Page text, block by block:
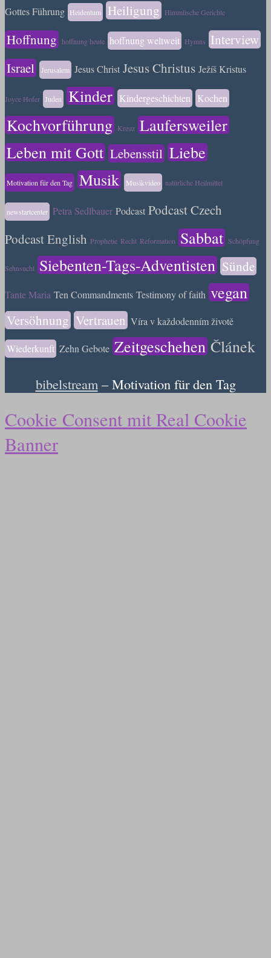
Gottes Führung Heidentum Heiligung Himmlische Gerichte
Hoffnung hoffnung heute hoffnung weltweit Hymns
Interview
Israel
Jerusalem Jesus Christ Jesus Christus Ježíš Kristus
Joyce Hofer Juden Kinder Kindergeschichten Kochen
Kochvorführung Kreuz Laufersweiler
Leben mit Gott Lebensstil Liebe
Motivation für den Tag Musik Musikvideo natürliche Heilmittel
newstartcenter Petra Sedlbauer Podcast Podcast Czech
Podcast English Prophetie Recht Reformation Sabbat Schöpfung
Sehnsucht Siebenten-Tags-Adventisten Sünde
Tante Maria Ten Commandments Testimony of faith vegan
Versöhnung Vertrauen Víra v každodenním životě
Wiederkunft Zehn Gebote Zeitgeschehen Článek
bibelstream– Motivation für den Tag
Cookie Consent mit Real Cookie
Banner